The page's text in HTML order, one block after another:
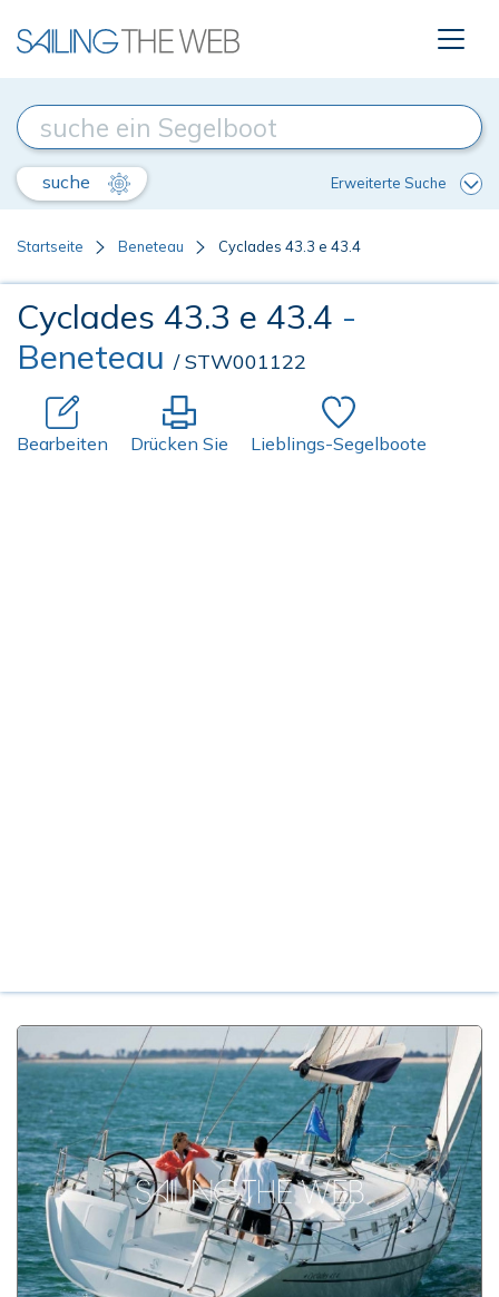
suche Erweiterte Suche
Startseite Beneteau Cyclades 43.3 e 43.4
Cyclades 43.3 e 43.4 -
Beneteau / STW001122
Bearbeiten Drücken Sie Lieblings-Segelboote